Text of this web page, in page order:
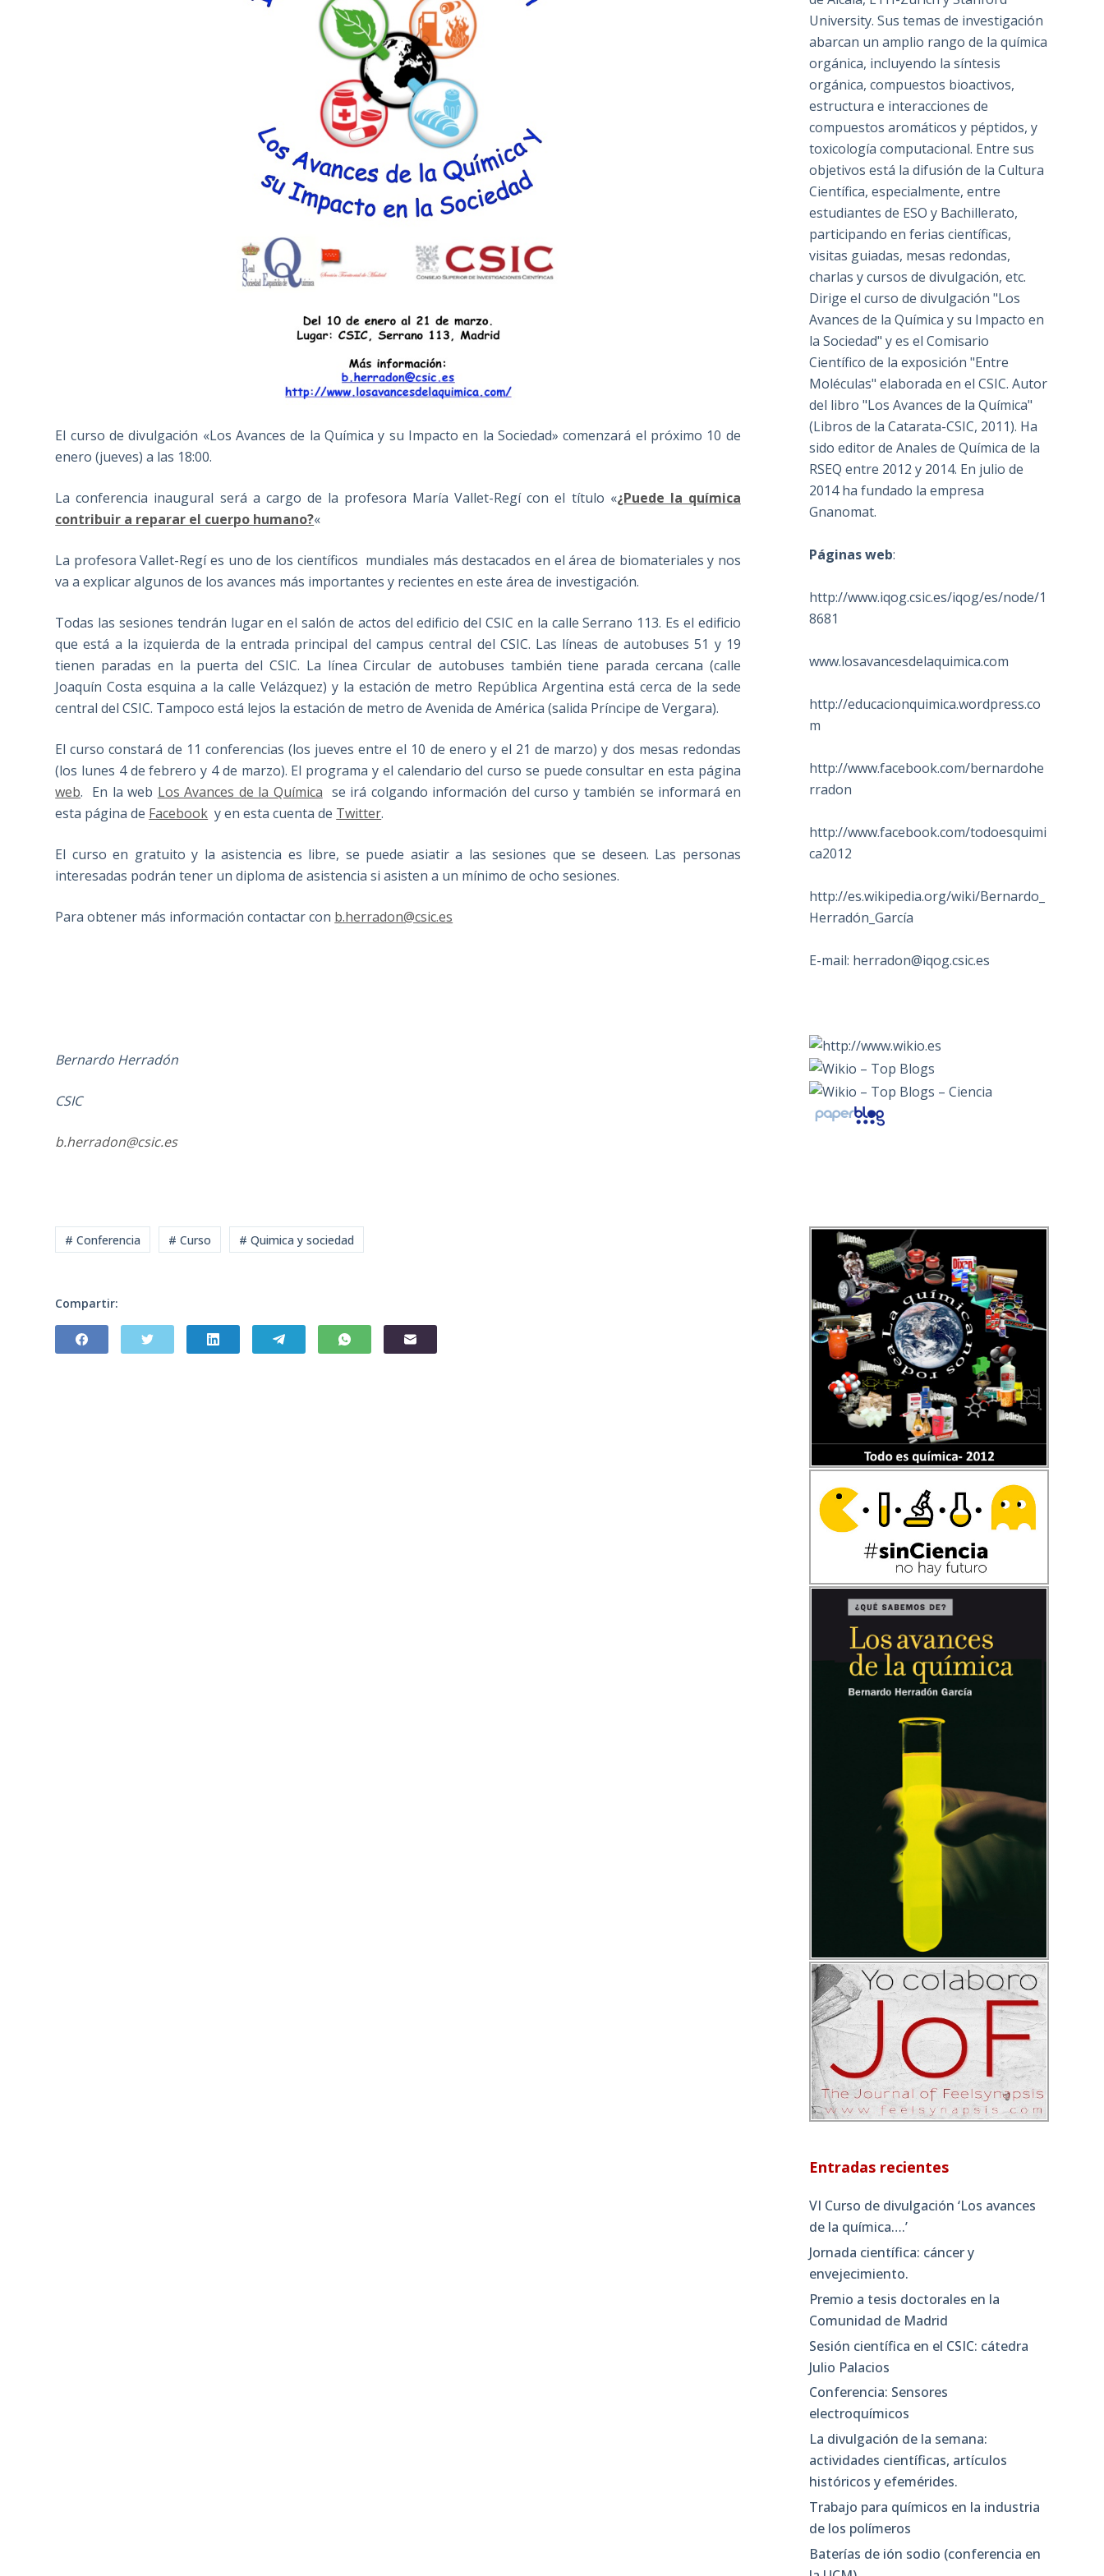
El curso de divulgación «Los Avances de la Química y su Impacto en la Sociedad» comenzará el próximo 10 de
enero (jueves) a las 18:00.
La conferencia inaugural será a cargo de la profesora María Vallet-Regí con el título «¿Puede la química
contribuir a reparar el cuerpo humano?«
La profesora Vallet-Regí es uno de los científicos mundiales más destacados en el área de biomateriales y nos
va a explicar algunos de los avances más importantes y recientes en este área de investigación.
Todas las sesiones tendrán lugar en el salón de actos del edificio del CSIC en la calle Serrano 113. Es el edificio
que está a la izquierda de la entrada principal del campus central del CSIC. Las líneas de autobuses 51 y 19
tienen paradas en la puerta del CSIC. La línea Circular de autobuses también tiene parada cercana (calle
Joaquín Costa esquina a la calle Velázquez) y la estación de metro República Argentina está cerca de la sede
central del CSIC. Tampoco está lejos la estación de metro de Avenida de América (salida Príncipe de Vergara).
El curso constará de 11 conferencias (los jueves entre el 10 de enero y el 21 de marzo) y dos mesas redondas
(los lunes 4 de febrero y 4 de marzo). El programa y el calendario del curso se puede consultar en esta página
web. En la web Los Avances de la Química se irá colgando información del curso y también se informará en
esta página de Facebook y en esta cuenta de Twitter.
El curso en gratuito y la asistencia es libre, se puede asiatir a las sesiones que se deseen. Las personas
interesadas podrán tener un diploma de asistencia si asisten a un mínimo de ocho sesiones.
Para obtener más información contactar con b.herradon@csic.es
Bernardo Herradón
CSIC
b.herradon@csic.es
# Conferencia # Curso # Quimica y sociedad
Compartir:
University. Sus temas de investigación
abarcan un amplio rango de la química
orgánica, incluyendo la síntesis
orgánica, compuestos bioactivos,
estructura e interacciones de
compuestos aromáticos y péptidos, y
toxicología computacional. Entre sus
objetivos está la difusión de la Cultura
Científica, especialmente, entre
estudiantes de ESO y Bachillerato,
participando en ferias científicas,
visitas guiadas, mesas redondas,
charlas y cursos de divulgación, etc.
Dirige el curso de divulgación "Los
Avances de la Química y su Impacto en
la Sociedad" y es el Comisario
Científico de la exposición "Entre
Moléculas" elaborada en el CSIC. Autor
del libro "Los Avances de la Química"
(Libros de la Catarata-CSIC, 2011). Ha
sido editor de Anales de Química de la
RSEQ entre 2012 y 2014. En julio de
2014 ha fundado la empresa
Gnanomat.
Páginas web:
http://www.iqog.csic.es/iqog/es/node/1
8681
www.losavancesdelaquimica.com
http://educacionquimica.wordpress.co
m
http://www.facebook.com/bernardohe
rradon
http://www.facebook.com/todoesquimi
ca2012
http://es.wikipedia.org/wiki/Bernardo_
Herradón_García
E-mail: herradon@iqog.csic.es
Entradas recientes
VI Curso de divulgación ‘Los avances
de la química….’
Jornada científica: cáncer y
envejecimiento.
Premio a tesis doctorales en la
Comunidad de Madrid
Sesión científica en el CSIC: cátedra
Julio Palacios
Conferencia: Sensores
electroquímicos
La divulgación de la semana:
actividades científicas, artículos
históricos y efemérides.
Trabajo para químicos en la industria
de los polímeros
Baterías de ión sodio (conferencia en